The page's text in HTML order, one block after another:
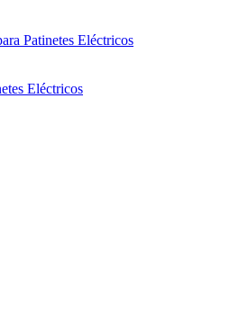
Patinetes Eléctricos
Eléctricos